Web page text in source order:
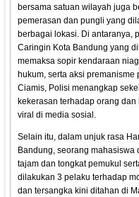
bersama satuan wilayah juga
pemerasan dan pungli yang
berbagai lokasi. Di antaranya,
Caringin Kota Bandung yang
memaksa sopir kendaraan
hukum, serta aksi
Ciamis, Polisi menangkap
kekerasan terhadap orang
viral di media sosial.
Selain itu, dalam unjuk rasa
Bandung, seorang
tajam dan tongkat pemukul
dilakukan 3 pelaku terhadap
dan tersangka kini ditahan di